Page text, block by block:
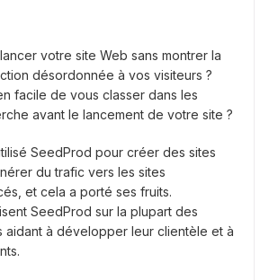
votre site Web sans montrer la
désordonnée à vos visiteurs ?
facile de vous classer dans les
avant le lancement de votre site ?
SeedProd pour créer des sites
du trafic vers les sites
et cela a porté ses fruits.
SeedProd sur la plupart des
aidant à développer leur clientèle et à